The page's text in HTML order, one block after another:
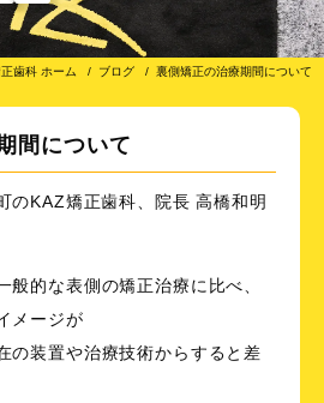
歯科 ホーム ブログ 裏側矯正の治療期間について
間について
のKAZ矯正歯科、院長 高橋和明
般的な表側の矯正治療に比べ、
メージが
の装置や治療技術からすると差